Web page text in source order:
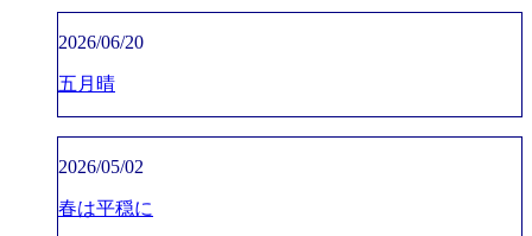
2026/06/20
五月晴
2026/05/02
春は平穏に